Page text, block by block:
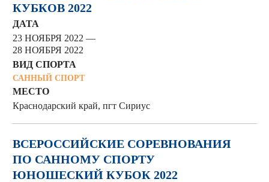
КУБКОВ 2022
ДАТА
23 НОЯБРЯ 2022 —
28 НОЯБРЯ 2022
ВИД СПОРТА
САННЫЙ СПОРТ
МЕСТО
Краснодарский край, пгт Сириус
ВСЕРОССИЙСКИЕ СОРЕВНОВАНИЯ
ПО САННОМУ СПОРТУ
ЮНОШЕСКИЙ КУБОК 2022